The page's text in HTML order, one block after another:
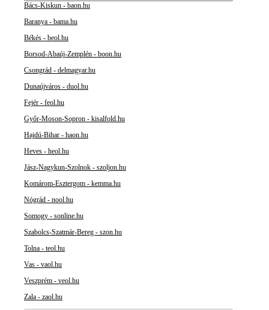
Bács-Kiskun - baon.hu
Baranya - bama.hu
Békés - beol.hu
Borsod-Abaúj-Zemplén - boon.hu
Csongrád - delmagyar.hu
Dunaújváros - duol.hu
Fejér - feol.hu
Győr-Moson-Sopron - kisalfold.hu
Hajdú-Bihar - haon.hu
Heves - heol.hu
Jász-Nagykun-Szolnok - szoljon.hu
Komárom-Esztergom - kemma.hu
Nógrád - nool.hu
Somogy - sonline.hu
Szabolcs-Szatmár-Bereg - szon.hu
Tolna - teol.hu
Vas - vaol.hu
Veszprém - veol.hu
Zala - zaol.hu